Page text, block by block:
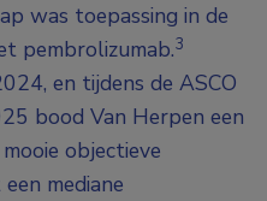
was toepassing in de
pembrolizumab.3
en tijdens de ASCO
bood Van Herpen een
objectieve
mediane